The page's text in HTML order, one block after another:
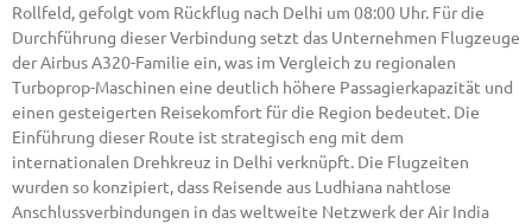
Rollfeld, gefolgt vom Rückflug nach Delhi um 08:00 Uhr. Für die
Durchführung dieser Verbindung setzt das Unternehmen Flugzeuge
der Airbus A320-Familie ein, was im Vergleich zu regionalen
Turboprop-Maschinen eine deutlich höhere Passagierkapazität und
einen gesteigerten Reisekomfort für die Region bedeutet. Die
Einführung dieser Route ist strategisch eng mit dem
internationalen Drehkreuz in Delhi verknüpft. Die Flugzeiten
wurden so konzipiert, dass Reisende aus Ludhiana nahtlose
Anschlussverbindungen in das weltweite Netzwerk der Air India